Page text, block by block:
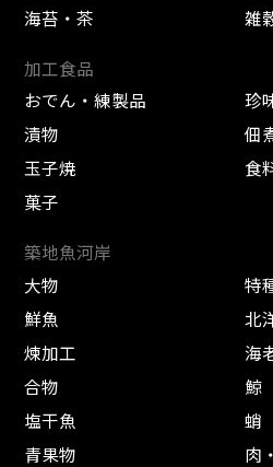
海苔・茶
雑
加工食品
おでん・練製品
珍
漬物
佃
玉子焼
食
菓子
築地魚河岸
大物
特
鮮魚
北
煉加工
海
合物
鯨
塩干魚
蛸
青果物
肉